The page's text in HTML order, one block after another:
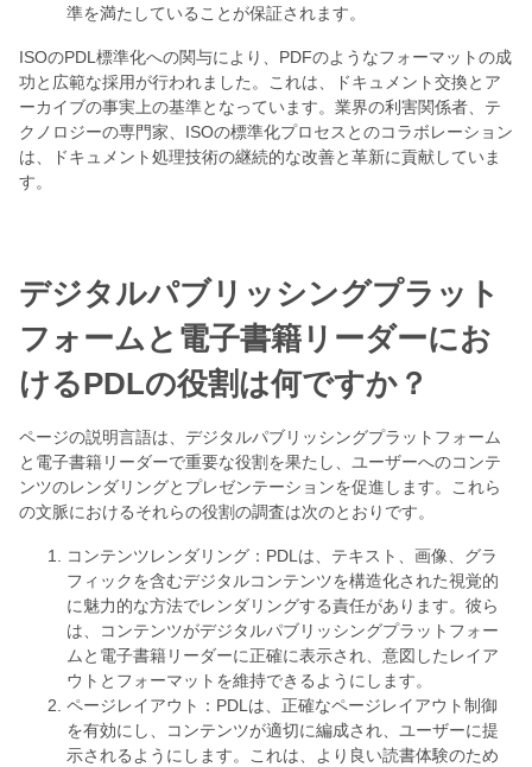
準を満たしていることが保証されます。
ISOのPDL標準化への関与により、PDFのようなフォーマットの成
功と広範な採用が行われました。これは、ドキュメント交換とア
ーカイブの事実上の基準となっています。業界の利害関係者、テ
クノロジーの専門家、ISOの標準化プロセスとのコラボレーション
は、ドキュメント処理技術の継続的な改善と革新に貢献していま
す。
デジタルパブリッシングプラット
フォームと電子書籍リーダーにお
けるPDLの役割は何ですか？
ページの説明言語は、デジタルパブリッシングプラットフォーム
と電子書籍リーダーで重要な役割を果たし、ユーザーへのコンテ
ンツのレンダリングとプレゼンテーションを促進します。これら
の文脈におけるそれらの役割の調査は次のとおりです。
コンテンツレンダリング：PDLは、テキスト、画像、グラ
フィックを含むデジタルコンテンツを構造化された視覚的
に魅力的な方法でレンダリングする責任があります。彼ら
は、コンテンツがデジタルパブリッシングプラットフォー
ムと電子書籍リーダーに正確に表示され、意図したレイア
ウトとフォーマットを維持できるようにします。
ページレイアウト：PDLは、正確なページレイアウト制御
を有効にし、コンテンツが適切に編成され、ユーザーに提
示されるようにします。これは、より良い読書体験のため